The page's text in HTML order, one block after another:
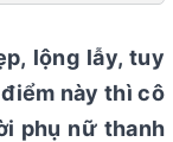
lộng lẫy, tuy
này thì cô
phụ nữ thanh